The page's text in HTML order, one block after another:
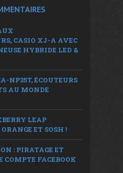
CASIO XJ-A AVEC
HYBRIDE LED &
NP35T, ÉCOUTEURS
AU MONDE
LEAP
ET SOSH !
: PIRATAGE ET
COMPTE FACEBOOK